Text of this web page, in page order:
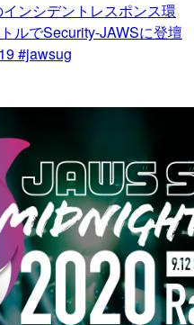
ンシデントレスポンス環
ルでSecurity-JAWSに登壇
#jawsug